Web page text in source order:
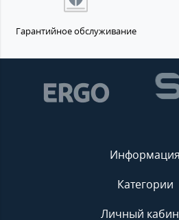
Гарантийное обслуживание
Информация
Категории
Личный